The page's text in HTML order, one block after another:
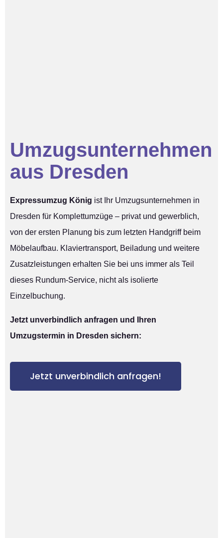
Umzugsunternehmen
aus Dresden
Expressumzug König ist Ihr Umzugsunternehmen in
Dresden für Komplettumzüge – privat und gewerblich,
von der ersten Planung bis zum letzten Handgriff beim
Möbelaufbau. Klaviertransport, Beiladung und weitere
Zusatzleistungen erhalten Sie bei uns immer als Teil
dieses Rundum-Service, nicht als isolierte
Einzelbuchung.
Jetzt unverbindlich anfragen und Ihren
Umzugstermin in Dresden sichern:
Jetzt unverbindlich anfragen!